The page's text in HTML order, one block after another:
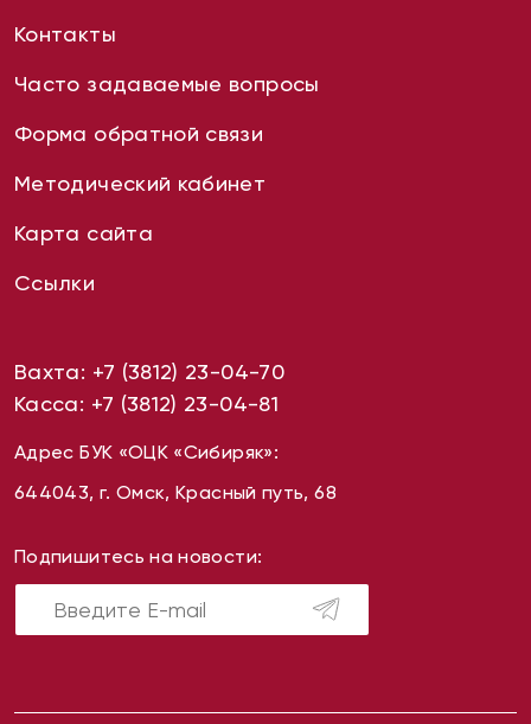
Контакты
Часто задаваемые вопросы
Форма обратной связи
Методический кабинет
Карта сайта
Ссылки
Вахта: +7 (3812) 23-04-70
Касса: +7 (3812) 23-04-81
Адрес БУК «ОЦК «Сибиряк»:
644043, г. Омск, Красный путь, 68
Подпишитесь на новости: